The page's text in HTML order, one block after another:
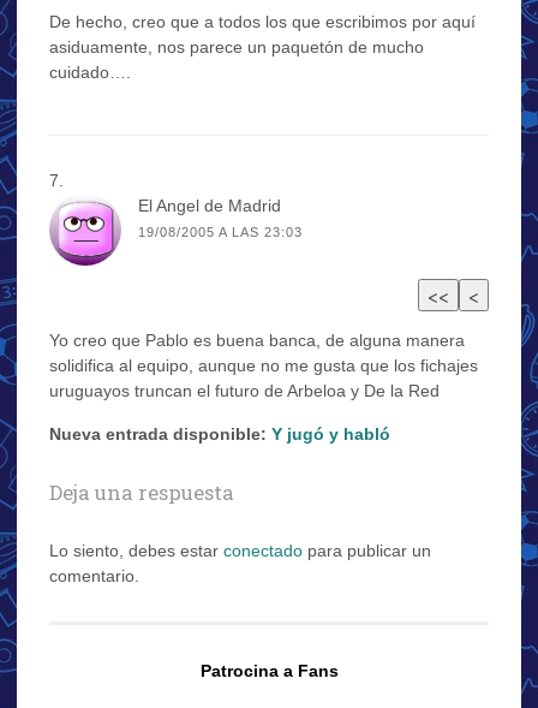
De hecho, creo que a todos los que escribimos por aquí
asiduamente, nos parece un paquetón de mucho
cuidado….
El Angel de Madrid
19/08/2005 A LAS 23:03
Yo creo que Pablo es buena banca, de alguna manera
solidifica al equipo, aunque no me gusta que los fichajes
uruguayos truncan el futuro de Arbeloa y De la Red
Nueva entrada disponible: Y jugó y habló
Deja una respuesta
Lo siento, debes estar conectado para publicar un
comentario.
Patrocina a Fans